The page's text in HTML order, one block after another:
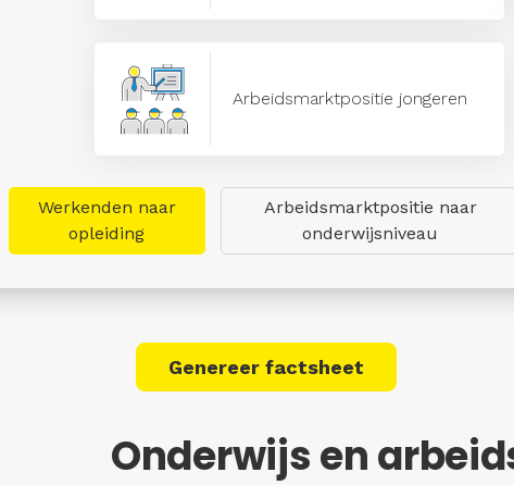
Arbeidsmarktpositie jongeren
Werkenden naar
opleiding
Arbeidsmarktpositie naar
onderwijsniveau
Genereer factsheet
Onderwijs en